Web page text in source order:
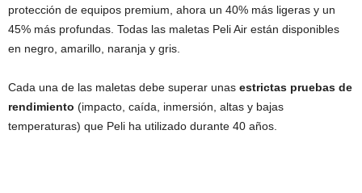
protección de equipos premium, ahora un 40% más ligeras y un
45% más profundas. Todas las maletas Peli Air están disponibles
en negro, amarillo, naranja y gris.
Cada una de las maletas debe superar unas estrictas pruebas de
rendimiento (impacto, caída, inmersión, altas y bajas
temperaturas) que Peli ha utilizado durante 40 años.